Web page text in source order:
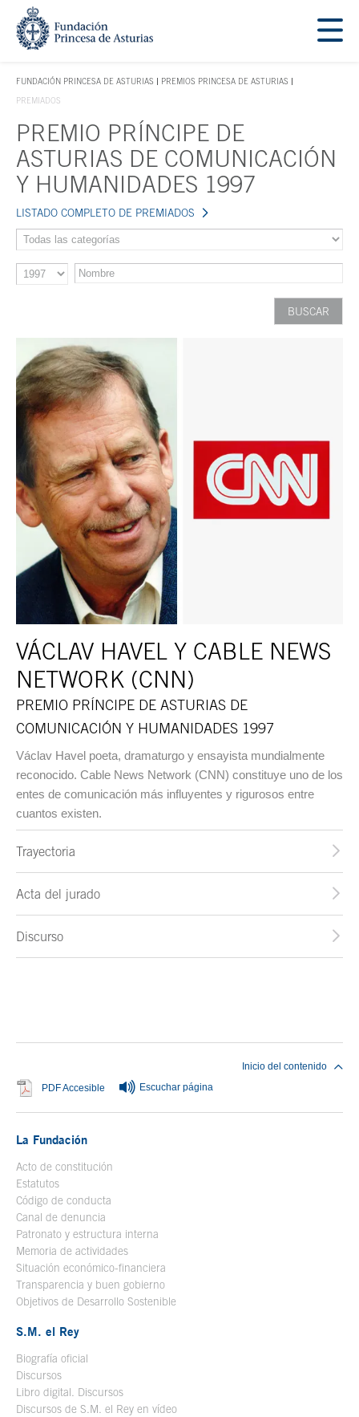
Saltar navegación. Ir directamente al contenido principal
FUNDACIÓN PRINCESA DE ASTURIAS
TECLA DE ACCESO 1
PREMIOS PRINCESA DE ASTURIAS
PREMIADOS
Contenido principal
PREMIO PRÍNCIPE DE
ASTURIAS DE COMUNICACIÓN
Y HUMANIDADES 1997
LISTADO COMPLETO DE PREMIADOS
VÁCLAV HAVEL Y CABLE NEWS
NETWORK (CNN)
PREMIO PRÍNCIPE DE ASTURIAS DE
COMUNICACIÓN Y HUMANIDADES 1997
Václav Havel poeta, dramaturgo y ensayista mundialmente
reconocido. Cable News Network (CNN) constituye uno de los
entes de comunicación más influyentes y rigurosos entre
cuantos existen.
Trayectoria
Acta del jurado
Discurso
PDF Accesible Se abre en ventana nueva
Escuchar página
Inicio del contenido
La Fundación
Acto de constitución
Estatutos
Código de conducta
Canal de denuncia
Patronato y estructura interna
Memoria de actividades
Situación económico-financiera
Transparencia y buen gobierno
Objetivos de Desarrollo Sostenible
S.M. el Rey
Biografía oficial
Discursos
Libro digital. Discursos
Discursos de S.M. el Rey en vídeo